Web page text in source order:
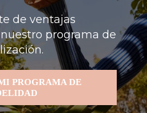
de ventajas
programa de
PROGRAMA DE